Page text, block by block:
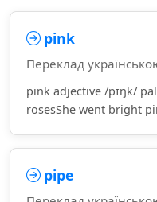
pink
Переклад
pink adjective /pɪŋk/
rosesShe went bright
pipe